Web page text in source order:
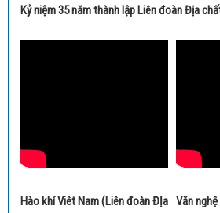
Kỷ niệm 35 năm thành lập Liên đoàn Địa
Hào khí Viêt Nam (Liên đoàn ĐỊa Văn